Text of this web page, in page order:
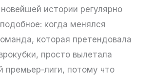
истории регулярно
когда менялся
которая претендовала
просто вылетала
премьер-лиги, потому что